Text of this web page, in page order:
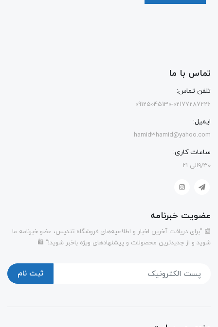
تماس با ما
تلفن تماس:
09125045130-02177287226
ایمیل:
hamid3hamid@yahoo.com
ساعات کاری:
۹/۳۰الی ۲۱
عضویت خبرنامه
📰 "برای دریافت آخرین اخبار و اطلاعیه‌های فروشگاه تندیس، عضو خبرنامه ما
شوید و از جدیدترین محصولات و پیشنهادهای ویژه باخبر شوید!" 🛍️
ثبت نام